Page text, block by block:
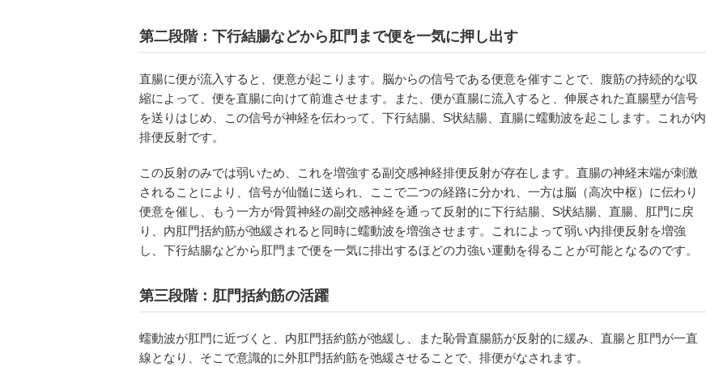
第二段階：下行結腸などから肛門まで便を一気に押し出す
直腸に便が流入すると、便意が起こります。脳からの信号である便意を催すことで、腹筋の持続的な収
縮によって、便を直腸に向けて前進させます。また、便が直腸に流入すると、伸展された直腸壁が信号
を送りはじめ、この信号が神経を伝わって、下行結腸、S状結腸、直腸に蠕動波を起こします。これが内
排便反射です。
この反射のみでは弱いため、これを増強する副交感神経排便反射が存在します。直腸の神経末端が刺激
されることにより、信号が仙髄に送られ、ここで二つの経路に分かれ、一方は脳（高次中枢）に伝わり
便意を催し、もう一方が骨質神経の副交感神経を通って反射的に下行結腸、S状結腸、直腸、肛門に戻
り、内肛門括約筋が弛緩されると同時に蠕動波を増強させます。これによって弱い内排便反射を増強
し、下行結腸などから肛門まで便を一気に排出するほどの力強い運動を得ることが可能となるのです。
第三段階：肛門括約筋の活躍
蠕動波が肛門に近づくと、内肛門括約筋が弛緩し、また恥骨直腸筋が反射的に緩み、直腸と肛門が一直
線となり、そこで意識的に外肛門括約筋を弛緩させることで、排便がなされます。